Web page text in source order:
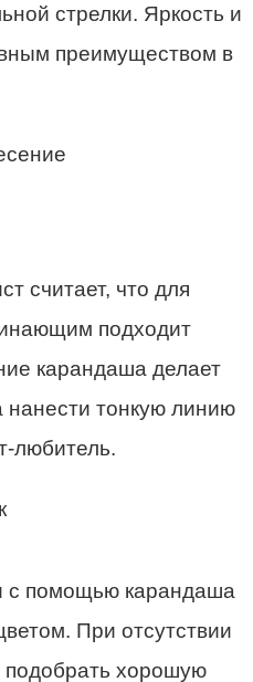
стрелки. Яркость и
преимуществом в
считает, что для
подходит
карандаша делает
тонкую линию
любитель.
с помощью карандаша
При отсутствии
подобрать хорошую